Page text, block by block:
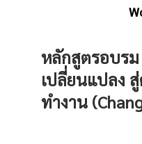
หลักสูตรอบรม
เปลี่ยนแปลง
ทำงาน